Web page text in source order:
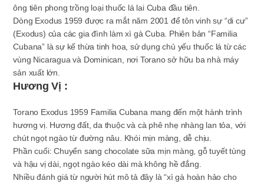
ông tiên phong trồng loại thuốc lá lai Cuba đầu tiên.
Dòng Exodus 1959 được ra mắt năm 2001 để tôn vinh sự “di cư”
(Exodus) của các gia đình làm xì gà Cuba. Phiên bản “Familia
Cubana” là sự kế thừa tinh hoa, sử dụng chủ yếu thuốc lá từ các
vùng Nicaragua và Dominican, nơi Torano sở hữu ba nhà máy
sản xuất lớn.
Hương Vị :
Torano Exodus 1959 Familia Cubana mang đến một hành trình
hương vị. Hương đất, da thuộc và cà phê nhẹ nhàng lan tỏa, với
chút ngọt ngào từ đường nâu. Khói mịn màng, dễ chịu.
Phần cuối: Chuyển sang chocolate sữa mịn màng, gỗ tuyết tùng
và hậu vị dài, ngọt ngào kéo dài mà không hề đắng.
Nhiều đánh giá từ người hút mô tả đây là “xì gà hoàn hảo cho